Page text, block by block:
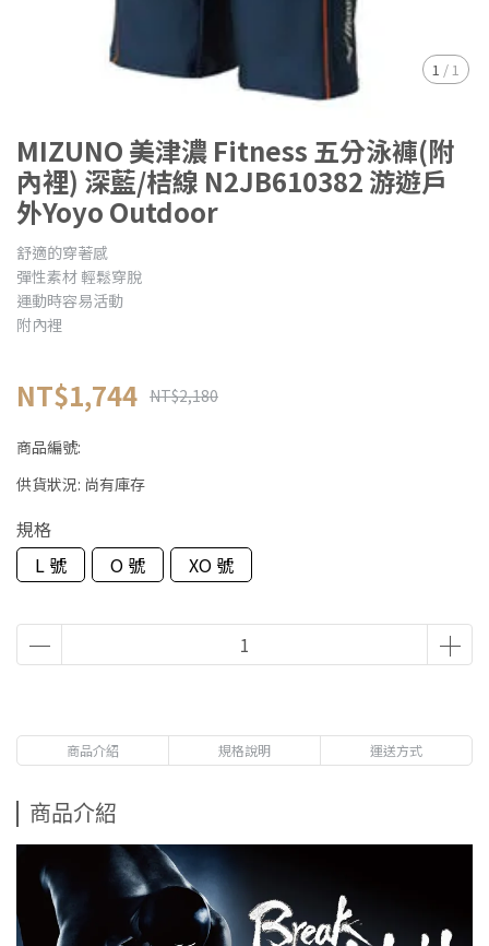
1 /1
MIZUNO 美津濃 Fitness 五分泳褲(附
內裡) 深藍/桔線 N2JB610382 游遊戶
外Yoyo Outdoor
舒適的穿著感
彈性素材 輕鬆穿脫
運動時容易活動
附內裡
NT$1,744 NT$2,180
商品編號:
供貨狀況: 尚有庫存
規格
L 號
O 號 XO 號
商品介紹 規格說明 運送方式
商品介紹